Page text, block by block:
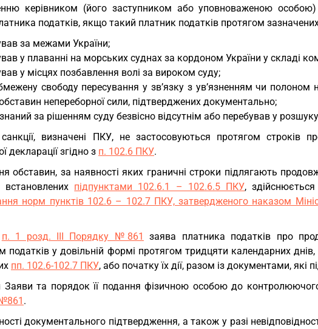
керівником (його заступником або уповноваженою
податків, якщо такий платник податків протягом
за межами України;
у плаванні на морських суднах за кордоном України у складі
у місцях позбавлення волі за вироком суду;
свободу пересування у зв’язку з ув’язненням чи полоном
непереборної сили, підтверджених документально;
за рішенням суду безвісно відсутнім або перебував у
визначені ПКУ, не застосовуються протягом строків
декларації згідно з п. 102.6 ПКУ.
обставин, за наявності яких граничні строки підлягають
встановлених підпунктами 102.6.1 – 102.6.5 ПКУ,
норм пунктів 102.6 – 102.7 ПКУ, затвердженого наказом
п. 1 розд. ІІІ Порядку №861
заява платника податків про
податків у довільній формі протягом тридцяти календарних
пп. 102.6-102.7 ПКУ, або початку їх дії, разом із документами,
Заяви та порядок її подання фізичною особою до
.
документального підтвердження, а також у разі